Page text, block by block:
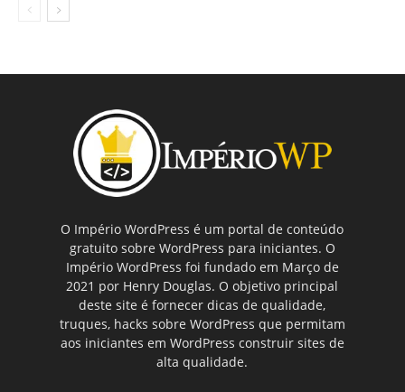
O Império WordPress é um portal de conteúdo
gratuito sobre WordPress para iniciantes. O
Império WordPress foi fundado em Março de
2021 por Henry Douglas. O objetivo principal
deste site é fornecer dicas de qualidade,
truques, hacks sobre WordPress que permitam
aos iniciantes em WordPress construir sites de
alta qualidade.